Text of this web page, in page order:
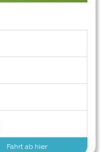
Fahrt ab hier